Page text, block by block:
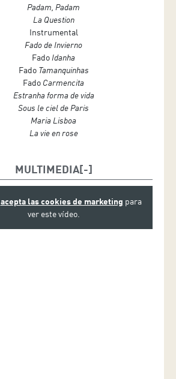
Joshua Diaz: clarinete
Marta Graña: luces
Mikel f Krutzaga: sonido
Mayte Espina: tour manager
Padam, Padam
La Question
Instrumental
Fado de Invierno
Fado Idanha
Fado Tamanquinhas
Fado Carmencita
Estranha forma de vida
Sous le ciel de Paris
Maria Lisboa
La vie en rose
MULTIMEDIA
acepta las cookies de marketing para
ver este vídeo.